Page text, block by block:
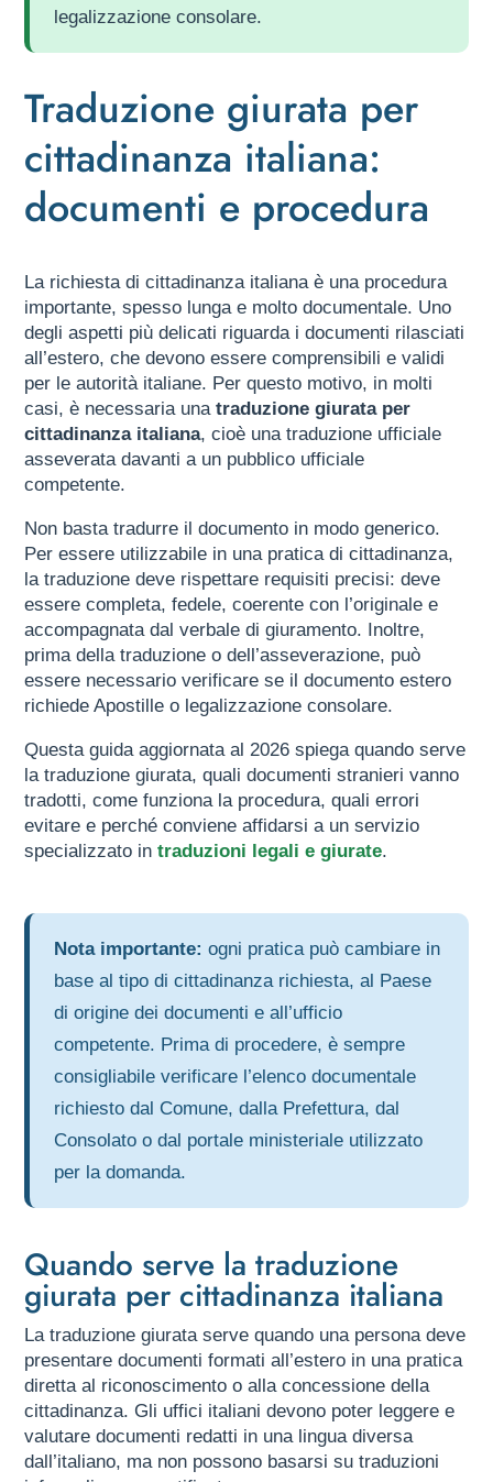
legalizzazione consolare.
Traduzione giurata per
cittadinanza italiana:
documenti e procedura
La richiesta di cittadinanza italiana è una procedura
importante, spesso lunga e molto documentale. Uno
degli aspetti più delicati riguarda i documenti rilasciati
all’estero, che devono essere comprensibili e validi
per le autorità italiane. Per questo motivo, in molti
casi, è necessaria unatraduzione giurata per
cittadinanza italiana, cioè una traduzione ufficiale
asseverata davanti a un pubblico ufficiale
competente.
Non basta tradurre il documento in modo generico.
Per essere utilizzabile in una pratica di cittadinanza,
la traduzione deve rispettare requisiti precisi: deve
essere completa, fedele, coerente con l’originale e
accompagnata dal verbale di giuramento. Inoltre,
prima della traduzione o dell’asseverazione, può
essere necessario verificare se il documento estero
richiede Apostille o legalizzazione consolare.
Questa guida aggiornata al 2026 spiega quando serve
la traduzione giurata, quali documenti stranieri vanno
tradotti, come funziona la procedura, quali errori
evitare e perché conviene affidarsi a un servizio
specializzato intraduzioni legali e giurate.
Nota importante: ogni pratica può cambiare in
base al tipo di cittadinanza richiesta, al Paese
di origine dei documenti e all’ufficio
competente. Prima di procedere, è sempre
consigliabile verificare l’elenco documentale
richiesto dal Comune, dalla Prefettura, dal
Consolato o dal portale ministeriale utilizzato
per la domanda.
Quando serve la traduzione
giurata per cittadinanza italiana
La traduzione giurata serve quando una persona deve
presentare documenti formati all’estero in una pratica
diretta al riconoscimento o alla concessione della
cittadinanza. Gli uffici italiani devono poter leggere e
valutare documenti redatti in una lingua diversa
dall’italiano, ma non possono basarsi su traduzioni